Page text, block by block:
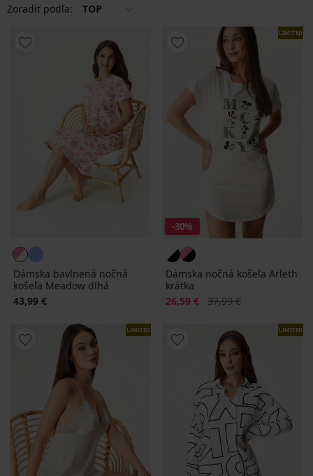
Zoradiť podľa: TOP
Dámska bavlnená nočná
košeľa Meadow dlhá
43,99 €
LIMITED
-30%
Dámska nočná košeľa Arleth
krátka
Zľava
26,59 € Pôvodná cena
37,99 €
LIMITED LIMITED